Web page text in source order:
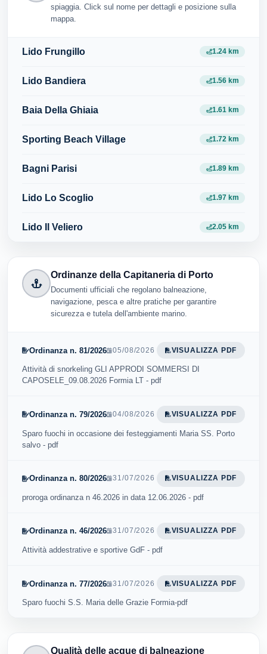
spiaggia. Click sul nome per dettagli e posizione sulla
mappa.
Lido Frungillo 1.24 km
Lido Bandiera 1.56 km
Baia Della Ghiaia 1.61 km
Sporting Beach Village 1.72 km
Bagni Parisi 1.89 km
Lido Lo Scoglio 1.97 km
Lido Il Veliero 2.05 km
Ordinanze della Capitaneria di Porto
Documenti ufficiali che regolano balneazione,
navigazione, pesca e altre pratiche per garantire
sicurezza e tutela dell'ambiente marino.
Ordinanza n. 81/2026 05/08/2026 VISUALIZZA PDF
Attività di snorkeling GLI APPRODI SOMMERSI DI
CAPOSELE_09.08.2026 Formia LT - pdf
Ordinanza n. 79/2026 04/08/2026 VISUALIZZA PDF
Sparo fuochi in occasione dei festeggiamenti Maria SS. Porto
salvo - pdf
Ordinanza n. 80/2026 31/07/2026 VISUALIZZA PDF
proroga ordinanza n 46.2026 in data 12.06.2026 - pdf
Ordinanza n. 46/2026 31/07/2026 VISUALIZZA PDF
Attività addestrative e sportive GdF - pdf
Ordinanza n. 77/2026 31/07/2026 VISUALIZZA PDF
Sparo fuochi S.S. Maria delle Grazie Formia-pdf
Qualità delle acque di balneazione